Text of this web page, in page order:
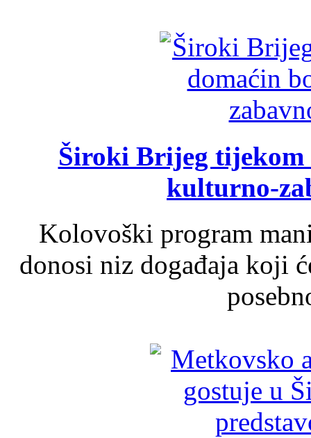
Široki Brijeg tijekom
kulturno-
Kolovoški program
donosi niz događaja koji